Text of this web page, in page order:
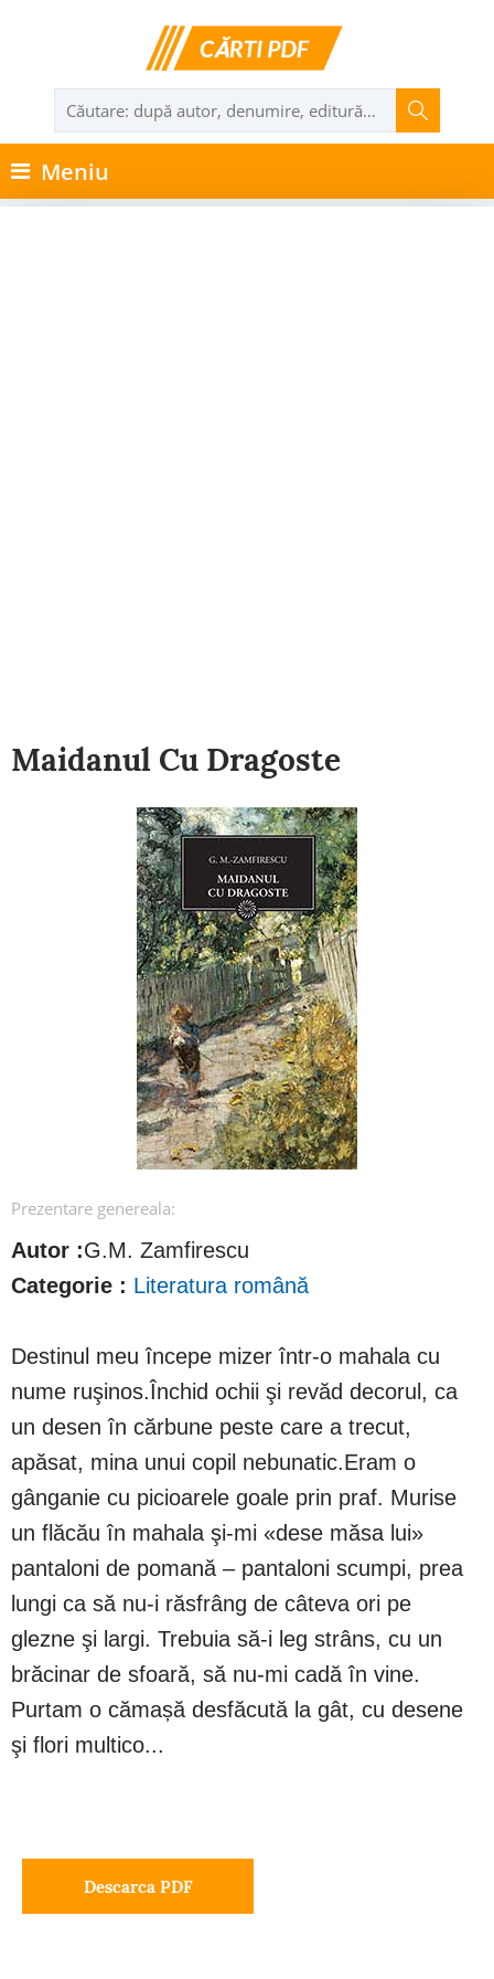
Meniu
Maidanul Cu Dragoste
Prezentare genereala:
Autor :G.M. Zamfirescu
Categorie : Literatura română
Destinul meu începe mizer într-o mahala cu
nume ruşinos.Închid ochii şi revăd decorul, ca
un desen în cărbune peste care a trecut,
apăsat, mina unui copil nebunatic.Eram o
gânganie cu picioarele goale prin praf. Murise
un flăcău în mahala şi-mi «dese măsa lui»
pantaloni de pomană – pantaloni scumpi, prea
lungi ca să nu-i răsfrâng de câteva ori pe
glezne şi largi. Trebuia să-i leg strâns, cu un
brăcinar de sfoară, să nu-mi cadă în vine.
Purtam o cămașă desfăcută la gât, cu desene
şi flori multico...
Descarca PDF